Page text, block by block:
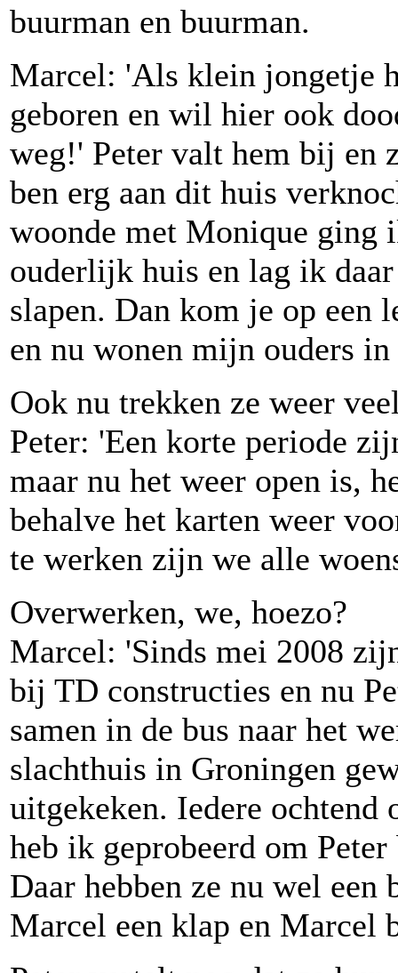
buurman en buurman.
Marcel: 'Als klein jongetje
geboren en wil hier ook
weg!' Peter valt hem bij en
ben erg aan dit huis
woonde met Monique
ouderlijk huis en lag ik
slapen. Dan kom je op een
en nu wonen mijn ouders
Ook nu trekken ze weer
Peter: 'Een korte periode
maar nu het weer open is,
behalve het karten weer
te werken zijn we alle
Overwerken, we, hoezo?
Marcel: 'Sinds mei 2008
bij TD constructies en nu
samen in de bus naar het
slachthuis in Groningen
uitgekeken. Iedere
heb ik geprobeerd om
Daar hebben ze nu wel een
Marcel een klap en Marcel